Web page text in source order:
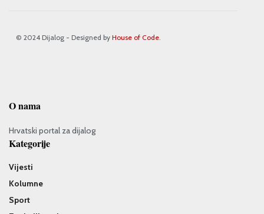
© 2024 Dijalog - Designed by House of Code
O nama
Hrvatski portal za dijalog
Kategorije
Vijesti
Kolumne
Sport